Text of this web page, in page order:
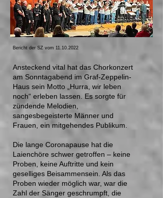
Bericht der SZ vom 11.10.2022
Ansteckend vital hat das Chorkonzert
am Sonntagabend im Graf-Zeppelin-
Haus sein Motto
„Hurra, wir leben
noch“ erleben lassen. Es sorgte für
zündende Melodien,
sangesbegeisterte Männer und
Frauen, ein mitgehendes Publikum.
Die lange Coronapause hat die
Laienchöre schwer getroffen – keine
Proben, keine Auftritte und kein
geselliges Beisammensein. Als das
Proben wieder möglich war, war die
Zahl der Sänger geschrumpft, die